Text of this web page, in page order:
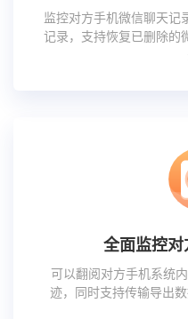
监控对方手机微信聊天记
记录，支持恢复已删除的
全面监控
可以翻阅对方手机系统
迹，同时支持传输导出